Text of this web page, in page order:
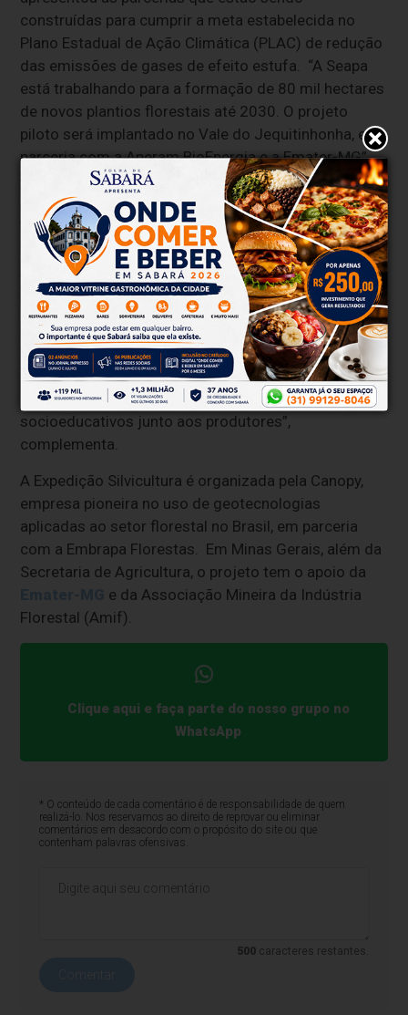
construídas para cumprir a meta estabelecida no
Plano Estadual de Ação Climática (PLAC) de redução
das emissões de gases de efeito estufa. “A Seapa
está trabalhando para a formação de 80 mil hectares
de novos plantios florestais até 2030. O projeto
piloto será implantado no Vale do Jequitinhonha, em
parceria com a Aperam BioEnergia e a Emater-MG”,
informou a superintendente de Fomento Florestal da
Seapa, Taiana Arriel.
As empresas parceiras do projeto vão fornecer as
mudas e os insumos para os produtores, que terão
assistência técnica continuada da Emater-MG. Já a
venda da madeira será feita para a empresa parceira.
“A atividade florestal fica 7 anos no campo, entre o
plantio até o corte da madeira. Durante todo esse
tempo, também serão realizadas ações de
conscientização ambiental e programas
socioeducativos junto aos produtores”,
complementa.
A Expedição Silvicultura é organizada pela Canopy,
empresa pioneira no uso de geotecnologias
aplicadas ao setor florestal no Brasil, em parceria
com a Embrapa Florestas. Em Minas Gerais, além da
Secretaria de Agricultura, o projeto tem o apoio da
e da Associação Mineira da Indústria
Florestal (Amif).
Clique aqui e faça parte do nosso grupo no
WhatsApp
* O conteúdo de cada comentário é de responsabilidade de quem
realizá-lo. Nos reservamos ao direito de reprovar ou eliminar
comentários em desacordo com o propósito do site ou que
contenham palavras ofensivas.
500 caracteres restantes.